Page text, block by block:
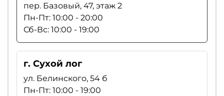
пер. Базовый, 47, этаж 2
Пн-Пт: 10:00 - 20:00
Сб-Вс: 10:00 - 19:00
г. Сухой лог
ул. Белинского, 54 б
Пн-Пт: 10:00 - 19:00